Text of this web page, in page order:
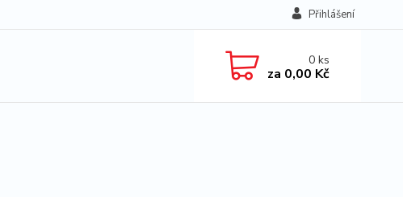
Přihlášení
0ks
za 0,00 Kč